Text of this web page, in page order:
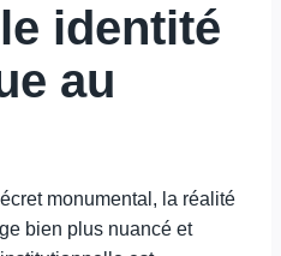
identité
au
monumental, la réalité
bien plus nuancé et